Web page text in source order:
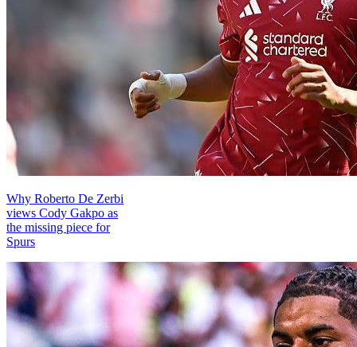
Why Roberto De Zerbi
views Cody Gakpo as
the missing piece for
Spurs